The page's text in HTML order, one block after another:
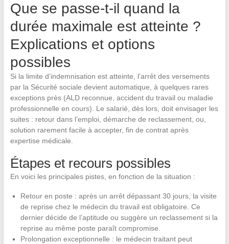
Que se passe-t-il quand la
durée maximale est atteinte ?
Explications et options
possibles
Si la limite d’indemnisation est atteinte, l’arrêt des versements
par la Sécurité sociale devient automatique, à quelques rares
exceptions près (ALD reconnue, accident du travail ou maladie
professionnelle en cours). Le salarié, dès lors, doit envisager les
suites : retour dans l’emploi, démarche de reclassement, ou,
solution rarement facile à accepter, fin de contrat après
expertise médicale.
Étapes et recours possibles
En voici les principales pistes, en fonction de la situation :
Retour en poste : après un arrêt dépassant 30 jours, la visite
de reprise chez le médecin du travail est obligatoire. Ce
dernier décide de l’aptitude ou suggère un reclassement si la
reprise au même poste paraît compromise.
Prolongation exceptionnelle : le médecin traitant peut